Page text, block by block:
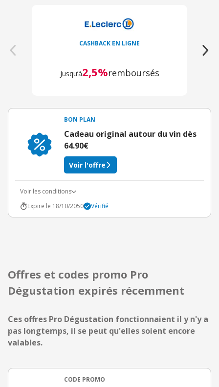
CASHBACK EN LIGNE
Jusqu’à2,5%remboursés
BON PLAN
Cadeau original autour du vin dès
64.90€
Voir l'offre
Voir les conditions
Expire le 18/10/2050
Vérifié
Offres et codes promo Pro
Dégustation expirés récemment
Ces offres Pro Dégustation fonctionnaient il y n'y a
pas longtemps, il se peut qu'elles soient encore
valables.
CODE PROMO